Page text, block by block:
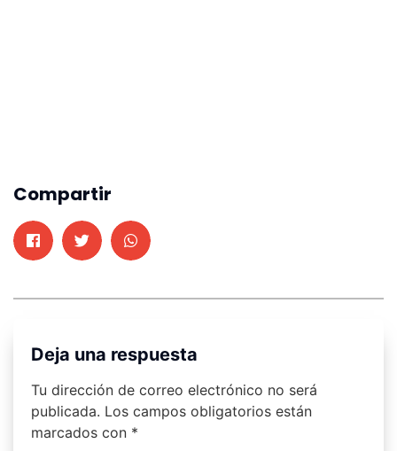
Compartir
Deja una respuesta
Tu dirección de correo electrónico no será
publicada. Los campos obligatorios están
marcados con *